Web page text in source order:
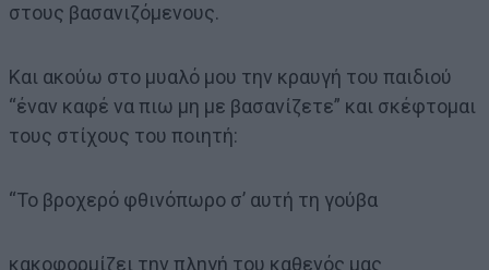
στους βασανιζόμενους.
Και ακούω στο μυαλό μου την κραυγή του παιδιού
“έναν καφέ να πιω μη με βασανίζετε” και σκέφτομαι
τους στίχους του ποιητή:
“Το βροχερό φθινόπωρο σ’ αυτή τη γούβα
κακοφορμίζει την πληγή του καθενός μας